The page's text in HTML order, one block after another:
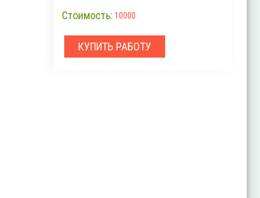
Стоимость: 10000
КУПИТЬ РАБОТУ